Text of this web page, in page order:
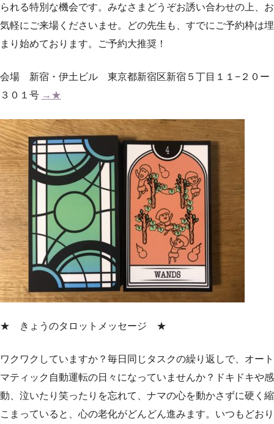
られる特別な機会です。みなさまどうぞお誘い合わせの上、お
気軽にご来場くださいませ。どの先生も、すでにご予約枠は埋
まり始めております。ご予約大推奨！
会場 新宿・伊土ビル 東京都新宿区新宿５丁目１１−２０ー
３０１号 →★
★ きょうのタロットメッセージ ★
ワクワクしていますか？毎日同じタスクの繰り返しで、オート
マティック自動運転の日々になっていませんか？ドキドキや感
動、泣いたり笑ったりを忘れて、ナマの心を動かさずに硬く縮
こまっていると、心の老化がどんどん進みます。いつもどおり